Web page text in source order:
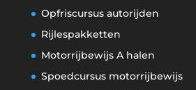
Opfriscursus autorijden
Rijlespakketten
Motorrijbewijs A halen
Spoedcursus motorrijbewijs